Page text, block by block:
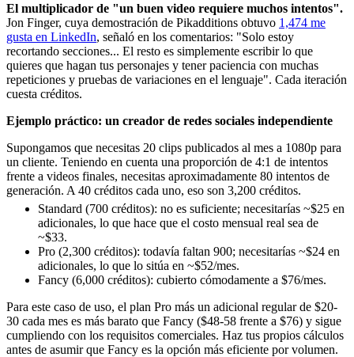
El multiplicador de "un buen video requiere muchos intentos".
Jon Finger, cuya demostración de Pikadditions obtuvo 1,474 me
gusta en LinkedIn, señaló en los comentarios: "Solo estoy
recortando secciones... El resto es simplemente escribir lo que
quieres que hagan tus personajes y tener paciencia con muchas
repeticiones y pruebas de variaciones en el lenguaje". Cada iteración
cuesta créditos.
Ejemplo práctico: un creador de redes sociales independiente
Supongamos que necesitas 20 clips publicados al mes a 1080p para
un cliente. Teniendo en cuenta una proporción de 4:1 de intentos
frente a videos finales, necesitas aproximadamente 80 intentos de
generación. A 40 créditos cada uno, eso son 3,200 créditos.
Standard (700 créditos): no es suficiente; necesitarías ~$25 en
adicionales, lo que hace que el costo mensual real sea de
~$33.
Pro (2,300 créditos): todavía faltan 900; necesitarías ~$24 en
adicionales, lo que lo sitúa en ~$52/mes.
Fancy (6,000 créditos): cubierto cómodamente a $76/mes.
Para este caso de uso, el plan Pro más un adicional regular de $20-
30 cada mes es más barato que Fancy ($48-58 frente a $76) y sigue
cumpliendo con los requisitos comerciales. Haz tus propios cálculos
antes de asumir que Fancy es la opción más eficiente por volumen.